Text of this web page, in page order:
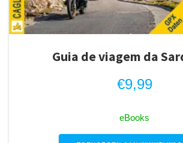
Guia de viagem da
€9,99
eBooks